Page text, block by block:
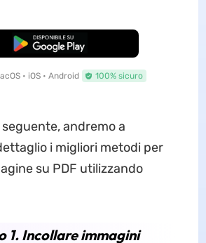
Download Gratis
• iOS • Android 100% sicuro
andremo a
i migliori metodi per
su PDF utilizzando
1. Incollare immagini